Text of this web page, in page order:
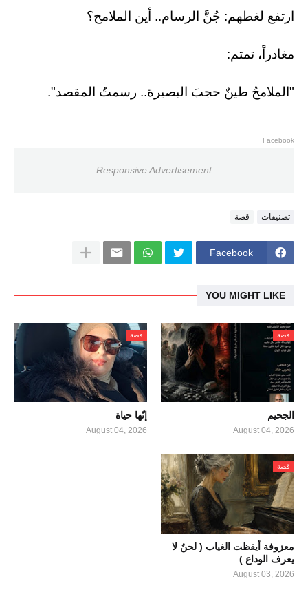
ارتفع لغطهم: جُنَّ الرسام.. أين الملامح؟
مغادراً، تمتم:
"الملامحُ طينٌ حجبَ البصيرة.. رسمتُ المقصد".
Facebook
Responsive Advertisement
تصنيفات قصة
Facebook
YOU MIGHT LIKE
قصة
الجحيم
August 04, 2026
قصة
إنّها حياة
August 04, 2026
قصة
معزوفة أيقظت الغياب ( لحنٌ لا
يعرف الوداع )
August 03, 2026